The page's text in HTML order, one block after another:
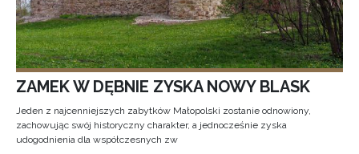
ZAMEK W DĘBNIE ZYSKA NOWY BLASK
Jeden z najcenniejszych zabytków Małopolski zostanie odnowiony,
zachowując swój historyczny charakter, a jednocześnie zyska
udogodnienia dla współczesnych zw